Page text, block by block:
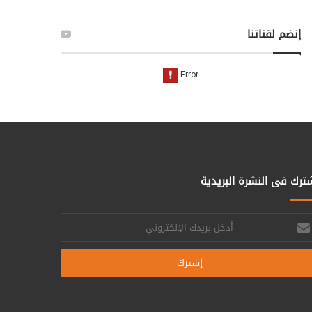
إنضم لقناتنا
فى النشرة البريدية
أدخل
بريدك